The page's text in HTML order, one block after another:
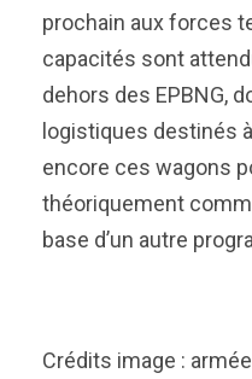
prochain aux forces
capacités sont
dehors des EPBNG,
logistiques destinés
encore ces wagons
théoriquement
base d’un autre
Crédits image :